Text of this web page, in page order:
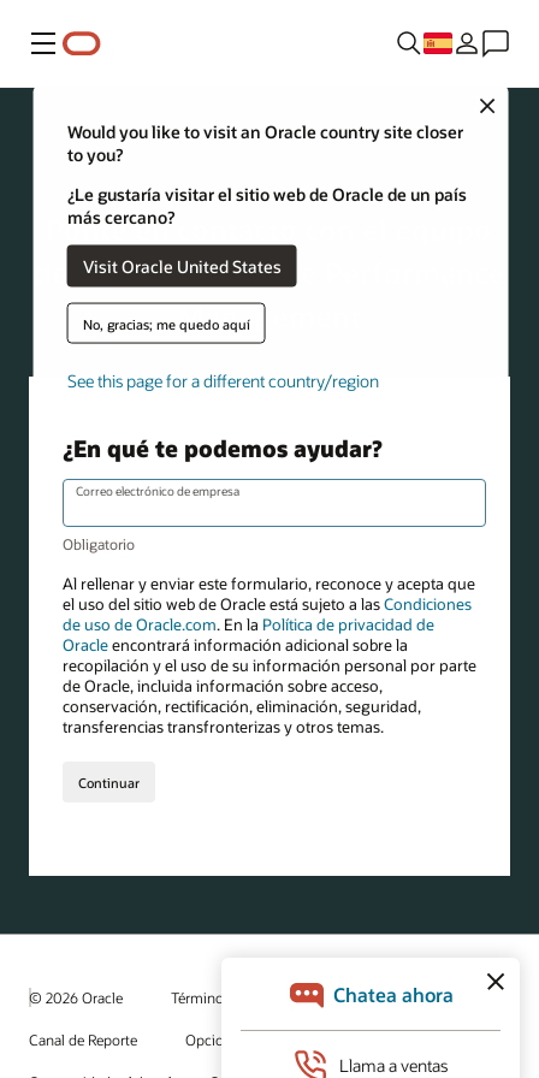
Menú
Close
Would you like to visit an Oracle country site closer
to you?
¿Le gustaría visitar el sitio web de Oracle de un país
más cercano?
Visit Oracle United States
No, gracias; me quedo aquí
See this page for a different country/region
Ponte en contacto con el equipo
de Oracle Enterprise Performance
Management
© 2026 Oracle Términos de uso y privacidad
Canal de Reporte Opciones de publicidad